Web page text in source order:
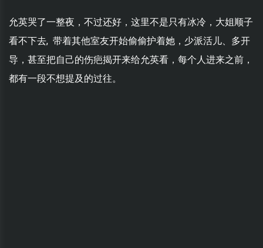
允英哭了一整夜，不过还好，这里不是只有冰冷，大姐顺子
看不下去, 带着其他室友开始偷偷护着她，少派活儿、多开
导，甚至把自己的伤疤揭开来给允英看，每个人进来之前，
都有一段不想提及的过往。